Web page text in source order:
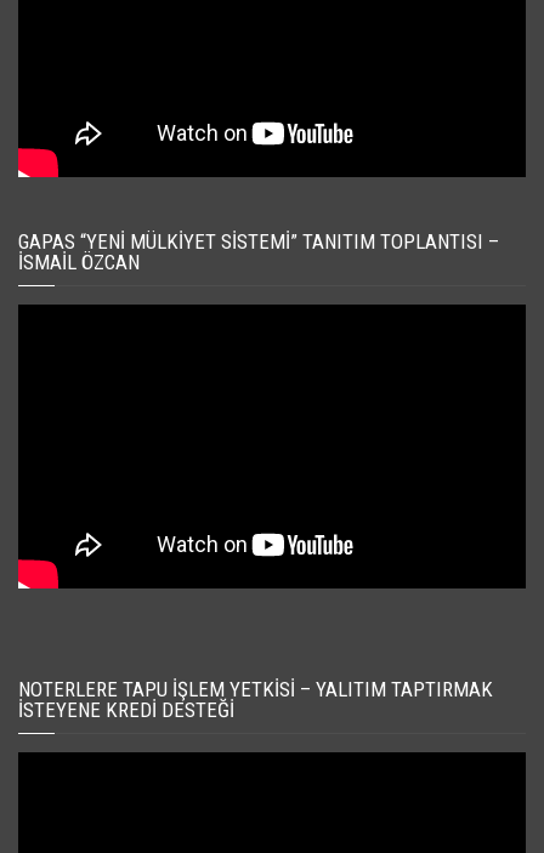
GAPAS “YENI MÜLKIYET SISTEMI” TANITIM TOPLANTISI –
İSMAIL ÖZCAN
NOTERLERE TAPU İŞLEM YETKISI – YALITIM TAPTIRMAK
İSTEYENE KREDI DESTEĞI